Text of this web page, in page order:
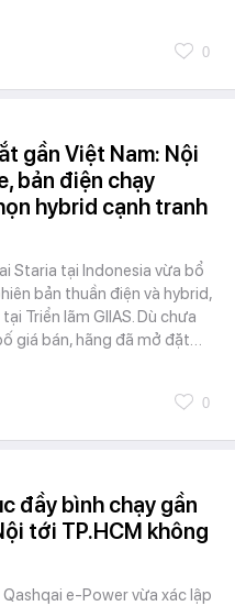
0
gần Việt Nam: Nội
bản điện chạy
hybrid cạnh tranh
Staria tại Indonesia vừa bổ
bản thuần điện và hybrid,
Triển lãm GIIAS. Dù chưa
giá bán, hãng đã mở đặt…
0
đầy bình chạy gần
tới TP.HCM không
Qashqai e-Power vừa xác lập